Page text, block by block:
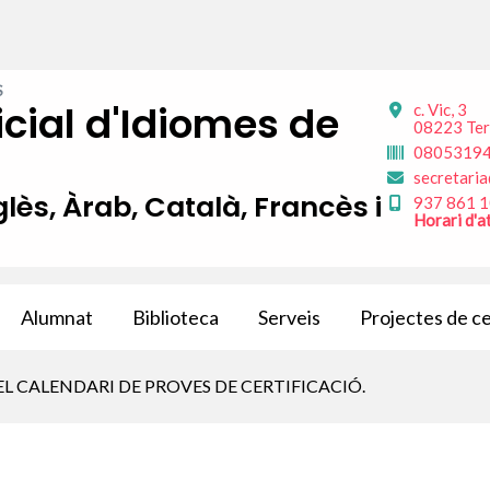
d'Idiomes de
Àrab, Català, Francès i
c. Vic, 3
08223
937 861
Horari
Alumnat Biblioteca Serveis Projectes de
CALENDARI DE PROVES DE CERTIFICACIÓ.